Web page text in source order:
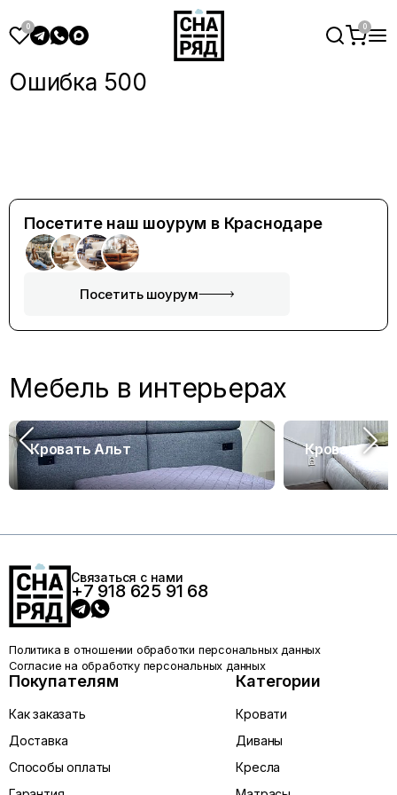
Ошибка 500
Посетите наш шоурум в Краснодаре
Посетить шоурум
Мебель в интерьерах
Кровать Альт Кровать
Связаться с нами
+7 918 625 91 68
Политика в отношении обработки персональных данных
Согласие на обработку персональных данных
Покупателям
Как заказать
Доставка
Способы оплаты
Категории
Кровати
Диваны
Кресла